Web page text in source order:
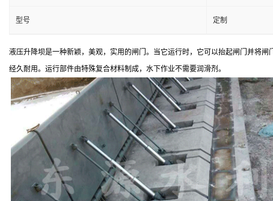
型号 定制
液压升降坝是一种新颖，美观，实用的闸门。当它运行时，它可以抬起闸门并将
经久耐用。运行部件由特殊复合材料制成，水下作业不需要润滑剂。